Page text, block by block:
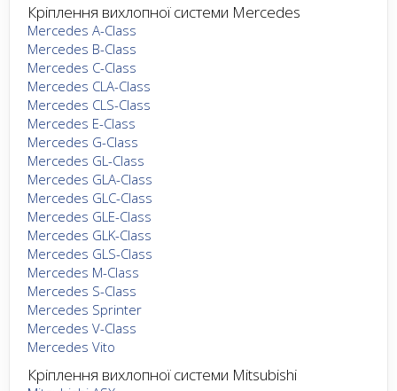
Кріплення вихлопної системи Mercedes
Mercedes A-Class
Mercedes B-Class
Mercedes C-Class
Mercedes CLA-Class
Mercedes CLS-Class
Mercedes E-Class
Mercedes G-Class
Mercedes GL-Class
Mercedes GLA-Class
Mercedes GLC-Class
Mercedes GLE-Class
Mercedes GLK-Class
Mercedes GLS-Class
Mercedes M-Class
Mercedes S-Class
Mercedes Sprinter
Mercedes V-Class
Mercedes Vito
Кріплення вихлопної системи Mitsubishi